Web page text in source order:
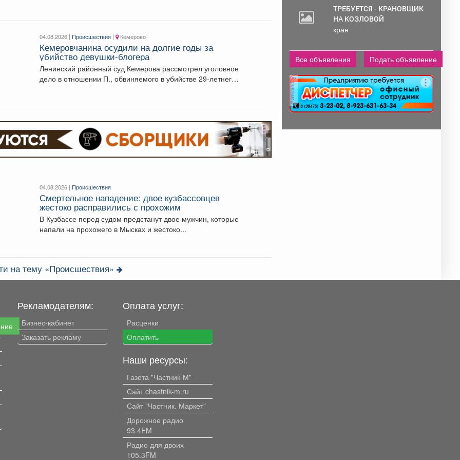
04.08.2026 |Происшествия | Кемерово
Кемеровчанина осудили на долгие годы за
убийство девушки-блогера
Ленинский районный суд Кемерова рассмотрел уголовное
дело в отношении П., обвиняемого в убийстве 29-летнего
04.08.2026 |Происшествия
Смертельное нападение: двое кузбассовцев
жестоко расправились с прохожим
В Кузбассе перед судом предстанут двое мужчин, которые
напали на прохожего в Мысках и жестоко...
на тему «Происшествия»
ТРЕБУЕТСЯ - КРАНОВЩИК
НА КОЗЛОВОЙ
кран
Все объявления Подать объявление
реклама
Рекламодателям:
Бизнес-кабинет
Заказать рекламу
Оплата услуг:
Расценки
Оплатить
Наши ресурсы:
Газета "Частник-М"
Сайт chastnik-m.ru
Сайт "Частник. Маркет"
Дорожное радио
93.4FM
Радио для двоих
105.3FM